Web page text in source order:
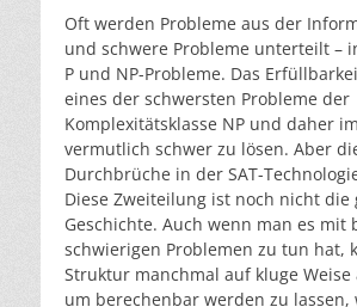
Oft werden Probleme aus der
und schwere Probleme unterteilt –
P und NP-Probleme. Das
eines der schwersten Probleme der
Komplexitätsklasse NP und daher
vermutlich schwer zu lösen. Aber
Durchbrüche in der SAT-
Diese Zweiteilung ist noch nicht die
Geschichte. Auch wenn man es mit
schwierigen Problemen zu tun hat,
Struktur manchmal auf kluge Weise
um berechenbar werden zu lassen,